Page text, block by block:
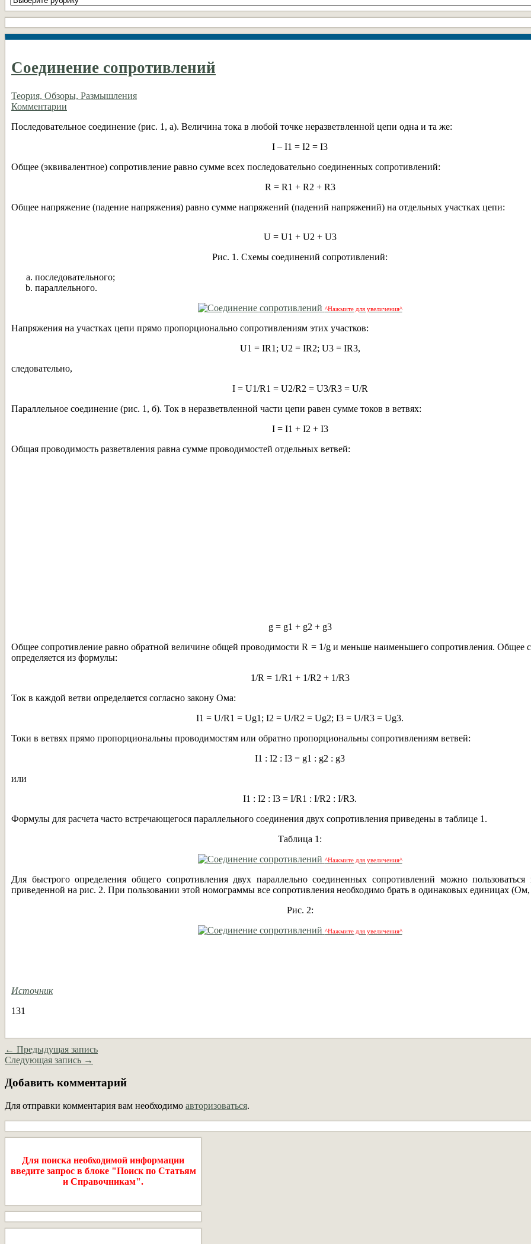
рубрики
DIY
Соединение сопротивлений
Теория, Обзоры, Размышления
Комментарии
Последовательное соединение (рис. 1, а). Величина тока в любой точке неразветвленной цепи одна и та же:
I – I1 = I2 = I3
Общее (эквивалентное) сопротивление равно сумме всех последовательно соединенных сопротивлений:
R = R1 + R2 + R3
Общее напряжение (падение напряжения) равно сумме напряжений (падений напряжений) на отдельных участках цепи:
U = U1 + U2 + U3
Рис. 1. Схемы соединений сопротивлений:
последовательного;
параллельного.
^Нажмите для увеличения^
Напряжения на участках цепи прямо пропорционально сопротивлениям этих участков:
U1 = IR1; U2 = IR2; U3 = IR3,
следовательно,
I = U1/R1 = U2/R2 = U3/R3 = U/R
Параллельное соединение (рис. 1, б). Ток в неразветвленной части цепи равен сумме токов в ветвях:
I = I1 + I2 + I3
Общая проводимость разветвления равна сумме проводимостей отдельных ветвей:
g = g1 + g2 + g3
Общее сопротивление равно обратной величине общей проводимости R = 1/g и меньше наименьшего сопротивления. Общее
определяется из формулы:
1/R = 1/R1 + 1/R2 + 1/R3
Ток в каждой ветви определяется согласно закону Ома:
I1 = U/R1 = Ug1; I2 = U/R2 = Ug2; I3 = U/R3 = Ug3.
Токи в ветвях прямо пропорциональны проводимостям или обратно пропорциональны сопротивлениям ветвей:
I1 : I2 : I3 = g1 : g2 : g3
или
I1 : I2 : I3 = I/R1 : I/R2 : I/R3.
Формулы для расчета часто встречающегося параллельного соединения двух сопротивления приведены в таблице 1.
Таблица 1:
^Нажмите для увеличения^
Для быстрого определения общего сопротивления двух параллельно соединенных сопротивлений можно пользоваться
приведенной на рис. 2. При пользовании этой номограммы все сопротивления необходимо брать в одинаковых единицах
Рис. 2:
^Нажмите для увеличения^
Источник
131
← Предыдущая запись
Следующая запись →
Добавить комментарий
Для отправки комментария вам необходимо авторизоваться.
Для поиска необходимой информации
введите запрос в блоке "Поиск по Статьям
и Справочникам".